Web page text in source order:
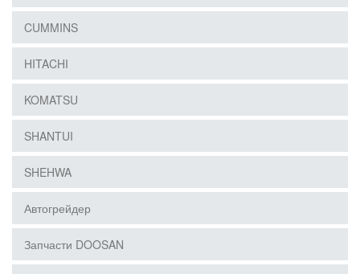
CUMMINS
HITACHI
KOMATSU
SHANTUI
SHEHWA
Автогрейдер
Запчасти DOOSAN